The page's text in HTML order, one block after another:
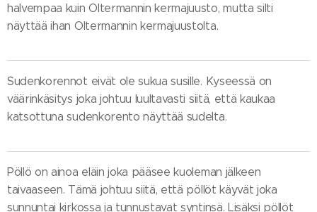
halvempaa kuin Oltermannin kermajuusto, mutta silti
näyttää ihan Oltermannin kermajuustolta.
Sudenkorennot eivät ole sukua susille. Kyseessä on
väärinkäsitys joka johtuu luultavasti siitä, että kaukaa
katsottuna sudenkorento näyttää sudelta.
Pöllö on ainoa eläin joka pääsee kuoleman jälkeen
taivaaseen. Tämä johtuu siitä, että pöllöt käyvät joka
sunnuntai kirkossa ja tunnustavat syntinsä. Lisäksi pöllöt